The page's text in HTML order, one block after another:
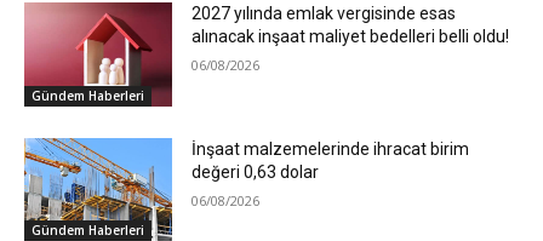
Gündem Haberleri
2027 yılında emlak vergisinde esas
alınacak inşaat maliyet bedelleri belli oldu!
06/08/2026
Gündem Haberleri
İnşaat malzemelerinde ihracat birim
değeri 0,63 dolar
06/08/2026